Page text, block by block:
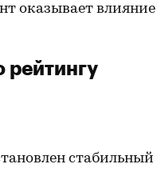
оказывает влияние
рейтингу
стабильный